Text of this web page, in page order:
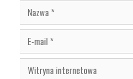
Nazwa
E-
mail
Witryna